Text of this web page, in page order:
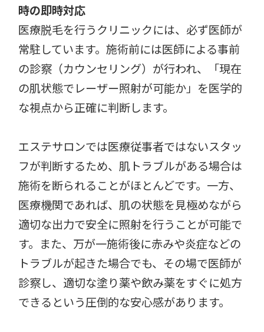
時の即時対応
医療脱毛を行うクリニックには、必ず医師が
常駐しています。施術前には医師による事前
の診察（カウンセリング）が行われ、「現在
の肌状態でレーザー照射が可能か」を医学的
な視点から正確に判断します。
エステサロンでは医療従事者ではないスタッ
フが判断するため、肌トラブルがある場合は
施術を断られることがほとんどです。一方、
医療機関であれば、肌の状態を見極めながら
適切な出力で安全に照射を行うことが可能で
す。また、万が一施術後に赤みや炎症などの
トラブルが起きた場合でも、その場で医師が
診察し、適切な塗り薬や飲み薬をすぐに処方
できるという圧倒的な安心感があります。